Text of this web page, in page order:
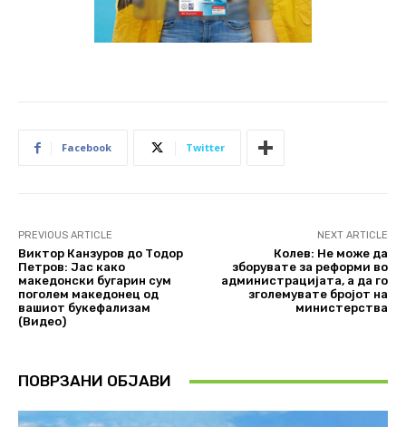
Facebook Twitter
PREVIOUS ARTICLE
Виктор Канзуров до Тодор
Петров: Јас како
македонски бугарин сум
поголем македонец од
вашиот букефализам
(Видео)
NEXT ARTICLE
Колев: Не може да
зборувате за реформи во
администрацијата, а да го
зголемувате бројот на
министерства
ПОВРЗАНИ ОБЈАВИ